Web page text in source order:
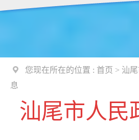
您现在所在的位置 : 首页 > 汕
息
汕尾市人民